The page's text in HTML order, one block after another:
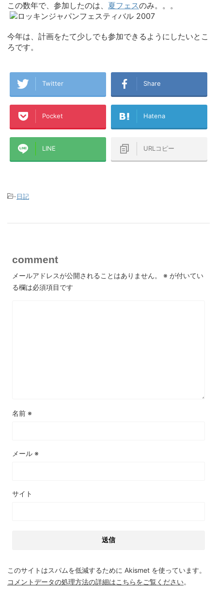
この数年で、参加したのは、 夏フェスのみ。。。
今年は、計画をたて少しでも参加できるようにしたいとこ
ろです。
Twitter Share
Pocket Hatena
LINE URLコピー
-日記
comment
メールアドレスが公開されることはありません。 ※ が付いてい
る欄は必須項目です
名前 ※
メール ※
サイト
このサイトはスパムを低減するために Akismet を使っています。
コメントデータの処理方法の詳細はこちらをご覧ください。